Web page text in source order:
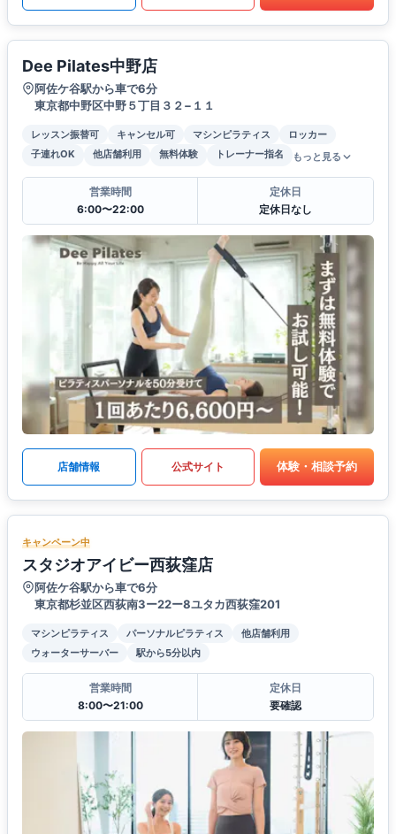
Dee Pilates中野店
阿佐ケ谷駅から車で6分
東京都中野区中野５丁目３２−１１
レッスン振替可 キャンセル可 マシンピラティス
ロッカー
子連れOK
他店舗利用 無料体験 トレーナー指名 もっと見る
営業時間
6:00〜22:00
定休日
定休日なし
店舗情報 公式サイト 体験・相談予約
キャンペーン中
スタジオアイビー西荻窪店
阿佐ケ谷駅から車で6分
東京都杉並区西荻南3ー22ー8ユタカ西荻窪201
マシンピラティス パーソナルピラティス
他店舗利用
ウォーターサーバー
駅から5分以内
営業時間
8:00〜21:00
定休日
要確認